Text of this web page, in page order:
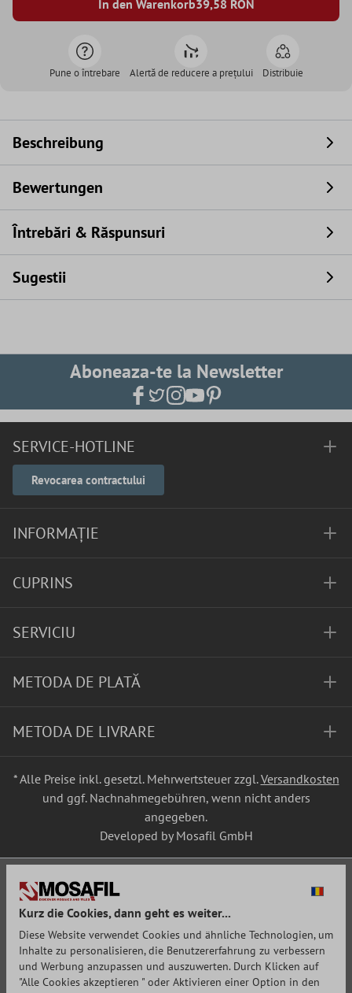
In den Warenkorb39,58 RON
Pune o întrebare Alertă de reducere a prețului Distribuie
Beschreibung
Bewertungen
Întrebări & Răspunsuri
Sugestii
Aboneaza-te la Newsletter
SERVICE-HOTLINE
Revocarea contractului
INFORMAȚIE
CUPRINS
SERVICIU
METODA DE PLATĂ
METODA DE LIVRARE
* Alle Preise inkl. gesetzl. Mehrwertsteuer zzgl.Versandkosten
und ggf. Nachnahmegebühren, wenn nicht anders
angegeben.
Developed by Mosafil GmbH
Kurz die Cookies, dann geht es weiter...
Diese Website verwendet Cookies und ähnliche Technologien, um
Inhalte zu personalisieren, die Benutzererfahrung zu verbessern
und Werbung anzupassen und auszuwerten. Durch Klicken auf
"Alle Cookies akzeptieren " oder Aktivieren einer Option in den